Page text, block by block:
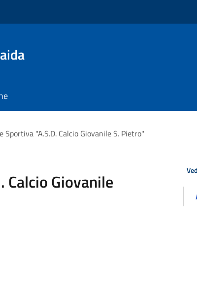
Sportiva "A.S.D. Calcio Giovanile S. Pietro"
Calcio Giovanile